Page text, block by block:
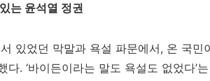
는 윤석열 정권
있었던 막말과 욕설 파문에서, 온 국민
다. ‘바이든이라는 말도 욕설도 없었다’